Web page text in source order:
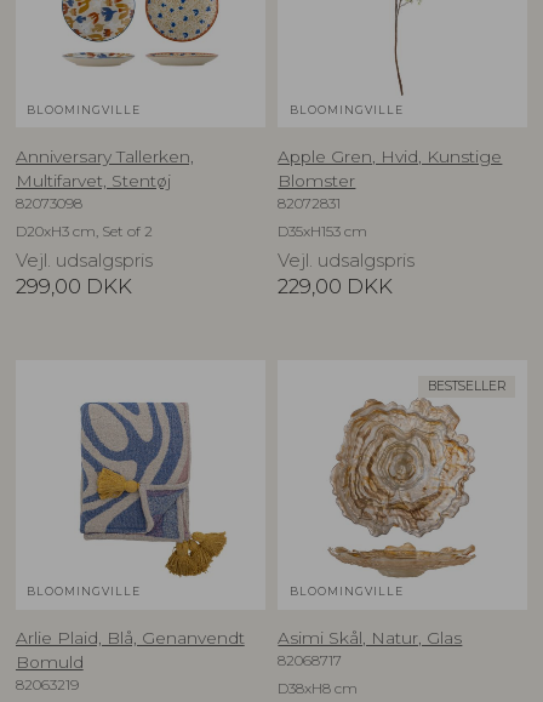
BLOOMINGVILLE
Anniversary Tallerken,
Multifarvet, Stentøj
82073098
D20xH3 cm, Set of 2
Vejl. udsalgspris
299,00 DKK
BLOOMINGVILLE
Apple Gren, Hvid, Kunstige
Blomster
82072831
D35xH153 cm
Vejl. udsalgspris
229,00 DKK
BLOOMINGVILLE
Arlie Plaid, Blå, Genanvendt
Bomuld
82063219
BESTSELLER
BLOOMINGVILLE
Asimi Skål, Natur, Glas
82068717
D38xH8 cm